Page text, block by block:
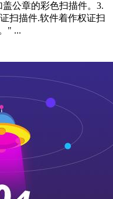
公章的彩色扫描件。3.
扫描件.软件着作权证扫
" ...